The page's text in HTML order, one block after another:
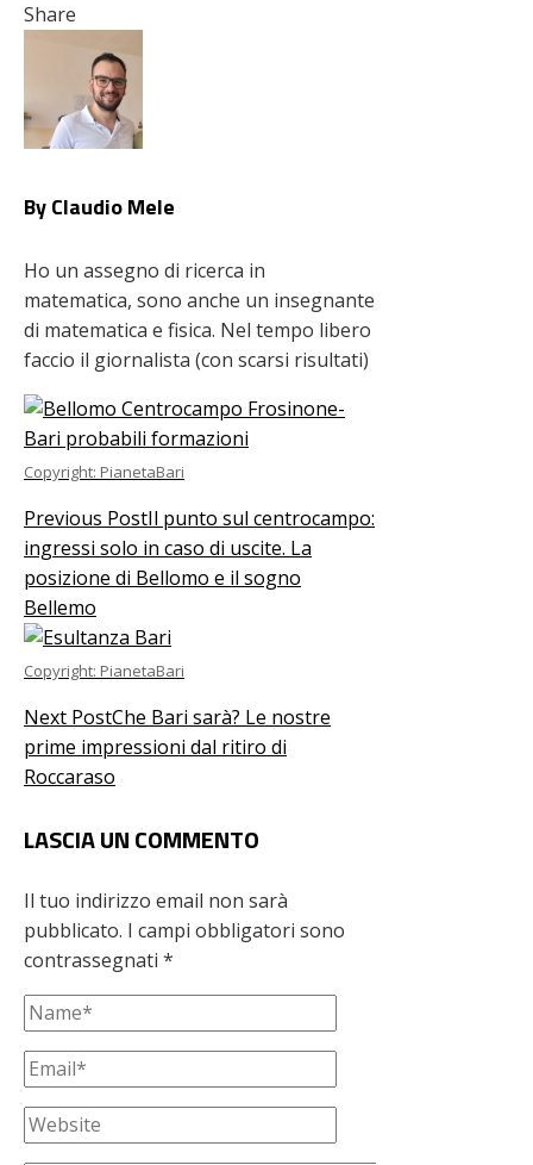
Share
By Claudio Mele
Ho un assegno di ricerca in
matematica, sono anche un insegnante
di matematica e fisica. Nel tempo libero
faccio il giornalista (con scarsi risultati)
Copyright: PianetaBari
Previous PostIl punto sul centrocampo:
ingressi solo in caso di uscite. La
posizione di Bellomo e il sogno
Bellemo
Copyright: PianetaBari
Next PostChe Bari sarà? Le nostre
prime impressioni dal ritiro di
Roccaraso
LASCIA UN COMMENTO
Il tuo indirizzo email non sarà
pubblicato. I campi obbligatori sono
contrassegnati *